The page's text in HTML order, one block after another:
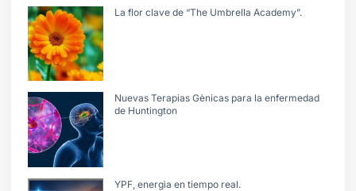
La flor clave de “The Umbrella Academy”.
Nuevas Terapias Gènicas para la enfermedad
de Huntington
YPF, energìa en tiempo real.